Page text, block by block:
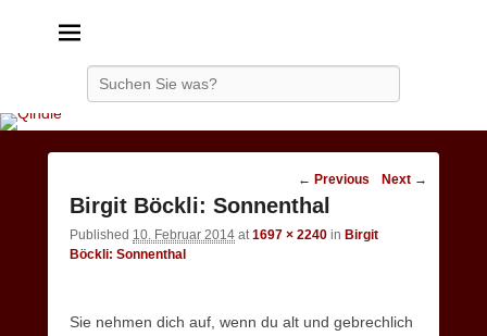
Image
navigation
← Previous Next →
Birgit Böckli: Sonnenthal
Published 10. Februar 2014 at1697 × 2240 in Birgit
Böckli: Sonnenthal
Sie nehmen dich auf, wenn du alt und gebrechlich